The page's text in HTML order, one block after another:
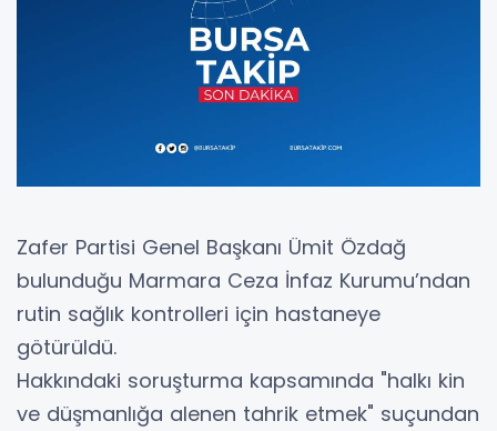
Zafer Partisi Genel Başkanı Ümit Özdağ
bulunduğu Marmara Ceza İnfaz Kurumu’ndan
rutin sağlık kontrolleri için hastaneye
götürüldü.
Hakkındaki soruşturma kapsamında "halkı kin
ve düşmanlığa alenen tahrik etmek" suçundan